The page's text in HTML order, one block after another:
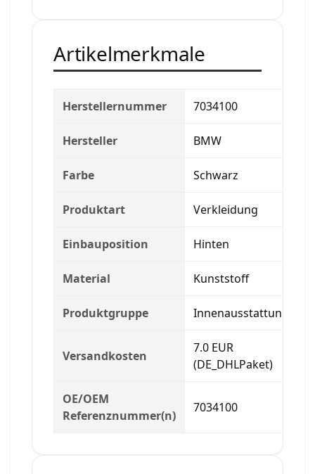
Artikelmerkmale
Herstellernummer 7034100
Hersteller BMW
Farbe Schwarz
Produktart Verkleidung
Einbauposition Hinten
Material Kunststoff
Produktgruppe Innenausstattung
Versandkosten
7.0 EUR
(DE_DHLPaket)
OE/OEM
Referenznummer(n)
7034100